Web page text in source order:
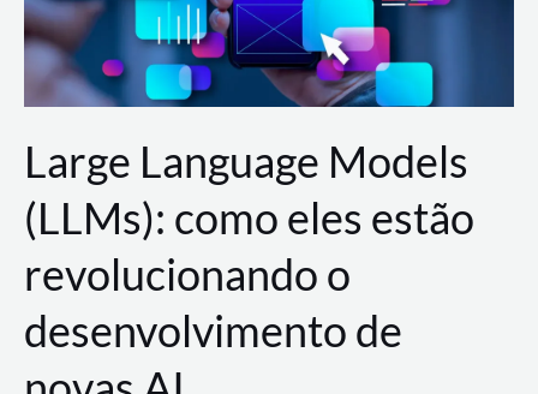
AWS?
Large Language Models
(LLMs): como eles estão
revolucionando o
desenvolvimento de